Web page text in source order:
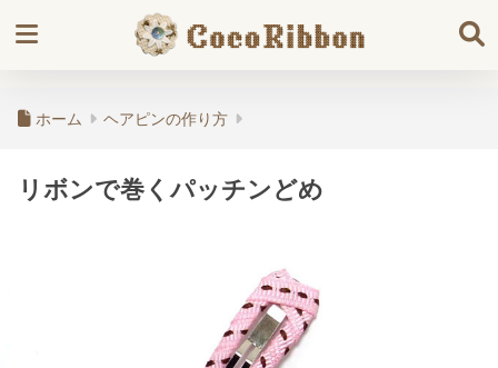
ホーム ヘアピンの作り方
リボンで巻くパッチンどめ